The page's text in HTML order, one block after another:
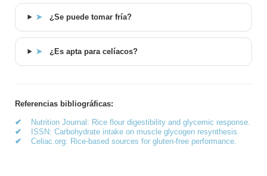
➤ ¿Se puede tomar fría?
➤ ¿Es apta para celíacos?
Referencias bibliográficas:
✔ Nutrition Journal: Rice flour digestibility and glycemic response.
✔ ISSN: Carbohydrate intake on muscle glycogen resynthesis.
✔ Celiac.org: Rice-based sources for gluten-free performance.